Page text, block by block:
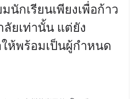
มนักเรียนเพียงเพื่อก้าว
ยเท่านั้น แต่ยัง
ห้พร้อมเป็นผู้กำหนด